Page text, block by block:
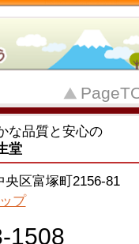
な品質と安心の
堂
区富塚町2156-81
プ
1508